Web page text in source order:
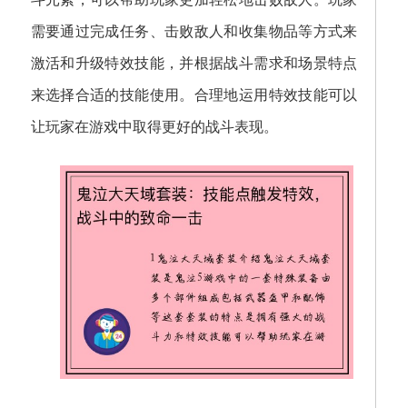
需要通过完成任务、击败敌人和收集物品等方式来
激活和升级特效技能，并根据战斗需求和场景特点
来选择合适的技能使用。合理地运用特效技能可以
让玩家在游戏中取得更好的战斗表现。